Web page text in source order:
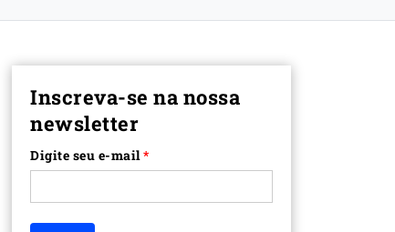
Inscreva-se na nossa
newsletter
Digite seu e-mail*